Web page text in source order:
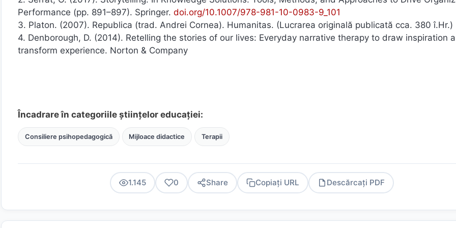
Performance (pp. 891–897). Springer. doi.org/10.1007/978-981-10-0983-9_101
3. Platon. (2007). Republica (trad. Andrei Cornea). Humanitas. (Lucrarea originală publicată cca. 380 î.Hr.)
4. Denborough, D. (2014). Retelling the stories of our lives: Everyday narrative therapy to draw inspiration
transform experience. Norton & Company
Încadrare în categoriile științelor educației:
Consiliere psihopedagogică Mijloace didactice Terapii
1.145 0 Share Copiați URL Descărcați PDF